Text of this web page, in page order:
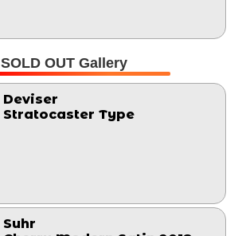
SOLD OUT Gallery
Deviser
Stratocaster Type
Suhr